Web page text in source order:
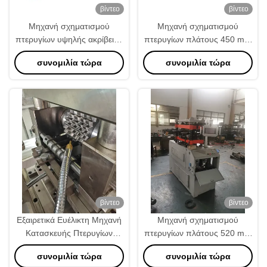
βίντεο
Μηχανή σχηματισμού
πτερυγίων υψηλής ακρίβειας
2500W
συνομιλία τώρα
βίντεο
Μηχανή σχηματισμού
πτερυγίων πλάτους 450 mm
με αυτόματη τροχιά και
μηχάνημα κοπής σερβο
συνομιλία τώρα
βίντεο
Εξαιρετικά Ευέλικτη Μηχανή
Κατασκευής Πτερυγίων
Αλουμινίου Ψυγείου
Αυτοκινήτου για Πάχος
συνομιλία τώρα
βίντεο
Μηχανή σχηματισμού
πτερυγίων πλάτους 520 mm
Μηχανή κατασκευής
πτερυγίων
συνομιλία τώρα